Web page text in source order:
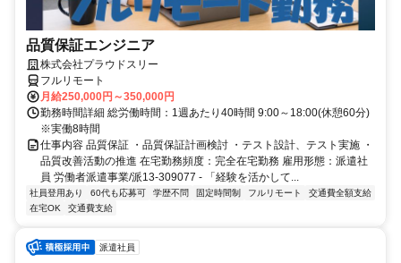
品質保証エンジニア
株式会社プラウドスリー
フルリモート
月給250,000円～350,000円
勤務時間詳細 総労働時間：1週あたり40時間 9:00～18:00(休憩60分)
※実働8時間
仕事内容 品質保証 ・品質保証計画検討 ・テスト設計、テスト実施 ・
品質改善活動の推進 在宅勤務頻度：完全在宅勤務 雇用形態：派遣社
員 労働者派遣事業/派13-309077 - 「経験を活かして...
社員登用あり 60代も応募可 学歴不問 固定時間制 フルリモート
交通費全額支給
在宅OK
交通費支給
派遣社員